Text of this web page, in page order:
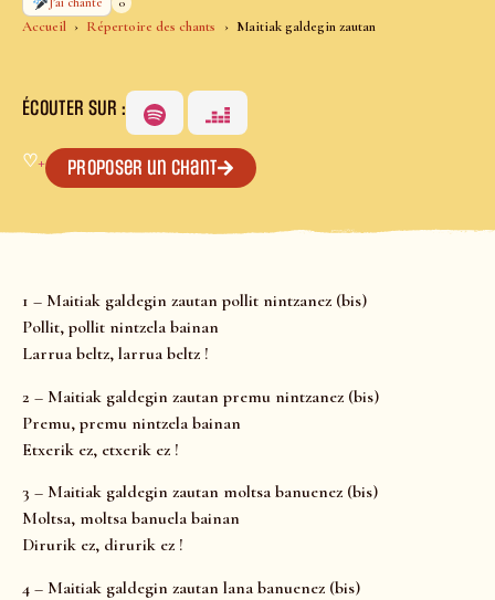
Accueil Répertoire des chants Maitiak galdegin zautan
J’ai chanté
ÉCOUTER SUR :
♡+ Proposer un chant
1 – Maitiak galdegin zautan pollit nintzanez (bis)
Pollit, pollit nintzela bainan
Larrua beltz, larrua beltz !
2 – Maitiak galdegin zautan premu nintzanez (bis)
Premu, premu nintzela bainan
Etxerik ez, etxerik ez !
3 – Maitiak galdegin zautan moltsa banuenez (bis)
Moltsa, moltsa banuela bainan
Dirurik ez, dirurik ez !
4 – Maitiak galdegin zautan lana banuenez (bis)